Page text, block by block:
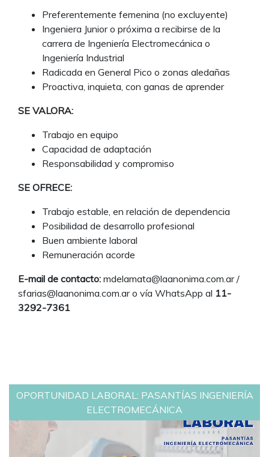
Preferentemente femenina (no excluyente)
Ingeniera Junior o próxima a recibirse de la
carrera de Ingeniería Electromecánica o
Ingeniería Industrial
Radicada en General Pico o zonas aledañas
Proactiva, inquieta, con ganas de aprender
SE VALORA:
Trabajo en equipo
Capacidad de adaptación
Responsabilidad y compromiso
SE OFRECE:
Trabajo estable, en relación de dependencia
Posibilidad de desarrollo profesional
Buen ambiente laboral
Remuneración acorde
E-mail de contacto: mdelamata@laanonima.com.ar /
sfarias@laanonima.com.ar o vía WhatsApp al 11-
3292-7361
OPORTUNIDAD LABORAL: PASANTÍAS INGENIERÍA
ELECTROMECÁNICA